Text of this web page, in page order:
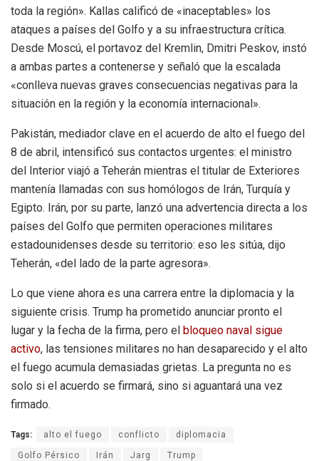
toda la región». Kallas calificó de «inaceptables» los
ataques a países del Golfo y a su infraestructura crítica.
Desde Moscú, el portavoz del Kremlin, Dmitri Peskov, instó
a ambas partes a contenerse y señaló que la escalada
«conlleva nuevas graves consecuencias negativas para la
situación en la región y la economía internacional».
Pakistán, mediador clave en el acuerdo de alto el fuego del
8 de abril, intensificó sus contactos urgentes: el ministro
del Interior viajó a Teherán mientras el titular de Exteriores
mantenía llamadas con sus homólogos de Irán, Turquía y
Egipto. Irán, por su parte, lanzó una advertencia directa a los
países del Golfo que permiten operaciones militares
estadounidenses desde su territorio: eso les sitúa, dijo
Teherán, «del lado de la parte agresora».
Lo que viene ahora es una carrera entre la diplomacia y la
siguiente crisis. Trump ha prometido anunciar pronto el
lugar y la fecha de la firma, pero el bloqueo naval sigue
activo, las tensiones militares no han desaparecido y el alto
el fuego acumula demasiadas grietas. La pregunta no es
solo si el acuerdo se firmará, sino si aguantará una vez
firmado.
Tags: alto el fuego conflicto diplomacia
Golfo Pérsico Irán Jarg Trump